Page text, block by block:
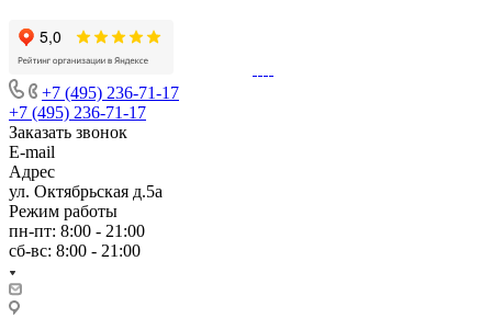
+7 (495) 236-71-17
+7 (495) 236-71-17
Заказать звонок
E-mail
Адрес
ул. Октябрьская д.5а
Режим работы
пн-пт: 8:00 - 21:00
сб-вс: 8:00 - 21:00